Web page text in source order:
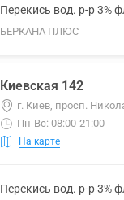
Перекись вод. р-р 3%
БЕРКАНА ПЛЮС
Киевская 142
г. Киев, просп.
Пн-Вс: 08:00-21:00
На карте
Перекись вод. р-р 3%